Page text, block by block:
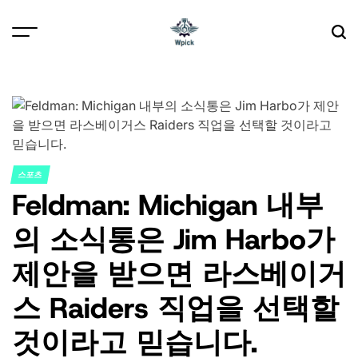
POSTED
IN
스포츠
Feldman: Michigan 내부
의 소식통은 Jim Harbo가
제안을 받으면 라스베이거
스 Raiders 직업을 선택할
것이라고 믿습니다.